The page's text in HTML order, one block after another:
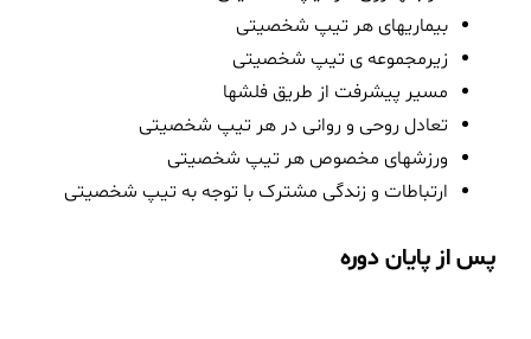
بیماریهای هر تیپ شخصیتی
زیرمجموعه ی تیپ شخصیتی
مسیر پیشرفت از طریق فلشها
تعادل روحی و روانی در هر تیپ شخصیتی
ورزشهای مخصوص هر تیپ شخصیتی
ارتباطات و زندگی مشترک با توجه به تیپ شخصیتی
پس از پایان دوره